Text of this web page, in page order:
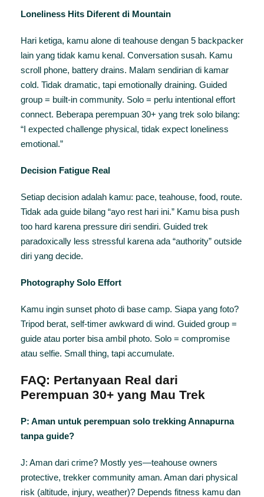
Loneliness Hits Diferent di Mountain
Hari ketiga, kamu alone di teahouse dengan 5 backpacker
lain yang tidak kamu kenal. Conversation susah. Kamu
scroll phone, battery drains. Malam sendirian di kamar
cold. Tidak dramatic, tapi emotionally draining. Guided
group = built-in community. Solo = perlu intentional effort
connect. Beberapa perempuan 30+ yang trek solo bilang:
“I expected challenge physical, tidak expect loneliness
emotional.”
Decision Fatigue Real
Setiap decision adalah kamu: pace, teahouse, food, route.
Tidak ada guide bilang “ayo rest hari ini.” Kamu bisa push
too hard karena pressure diri sendiri. Guided trek
paradoxically less stressful karena ada “authority” outside
diri yang decide.
Photography Solo Effort
Kamu ingin sunset photo di base camp. Siapa yang foto?
Tripod berat, self-timer awkward di wind. Guided group =
guide atau porter bisa ambil photo. Solo = compromise
atau selfie. Small thing, tapi accumulate.
FAQ: Pertanyaan Real dari
Perempuan 30+ yang Mau Trek
P: Aman untuk perempuan solo trekking Annapurna
tanpa guide?
J: Aman dari crime? Mostly yes—teahouse owners
protective, trekker community aman. Aman dari physical
risk (altitude, injury, weather)? Depends fitness kamu dan